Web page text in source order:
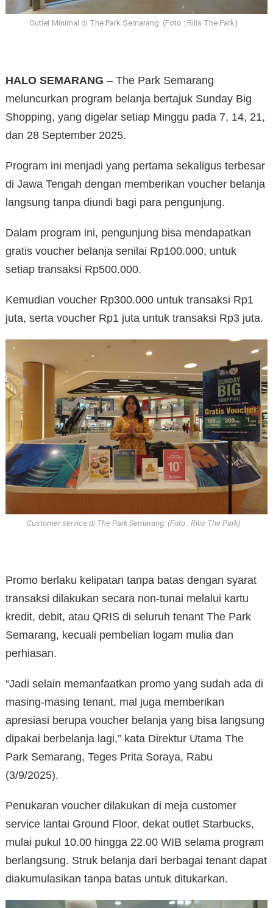
Outlet Minimal di The Park Semarang. (Foto : Rilis The Park)
HALO SEMARANG – The Park Semarang
meluncurkan program belanja bertajuk Sunday Big
Shopping, yang digelar setiap Minggu pada 7, 14, 21,
dan 28 September 2025.
Program ini menjadi yang pertama sekaligus terbesar
di Jawa Tengah dengan memberikan voucher belanja
langsung tanpa diundi bagi para pengunjung.
Dalam program ini, pengunjung bisa mendapatkan
gratis voucher belanja senilai Rp100.000, untuk
setiap transaksi Rp500.000.
Kemudian voucher Rp300.000 untuk transaksi Rp1
juta, serta voucher Rp1 juta untuk transaksi Rp3 juta.
Customer service di The Park Semarang. (Foto : Rilis The Park)
Promo berlaku kelipatan tanpa batas dengan syarat
transaksi dilakukan secara non-tunai melalui kartu
kredit, debit, atau QRIS di seluruh tenant The Park
Semarang, kecuali pembelian logam mulia dan
perhiasan.
“Jadi selain memanfaatkan promo yang sudah ada di
masing-masing tenant, mal juga memberikan
apresiasi berupa voucher belanja yang bisa langsung
dipakai berbelanja lagi,” kata Direktur Utama The
Park Semarang, Teges Prita Soraya, Rabu
(3/9/2025).
Penukaran voucher dilakukan di meja customer
service lantai Ground Floor, dekat outlet Starbucks,
mulai pukul 10.00 hingga 22.00 WIB selama program
berlangsung. Struk belanja dari berbagai tenant dapat
diakumulasikan tanpa batas untuk ditukarkan.